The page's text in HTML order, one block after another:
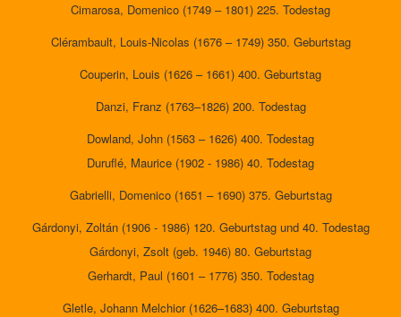
Cimarosa, Domenico (1749 – 1801) 225. Todestag
Clérambault, Louis-Nicolas (1676 – 1749) 350. Geburtstag
Couperin, Louis (1626 – 1661) 400. Geburtstag
Danzi, Franz (1763–1826) 200. Todestag
Dowland, John (1563 – 1626) 400. Todestag
Duruflé, Maurice (1902 - 1986) 40. Todestag
Gabrielli, Domenico (1651 – 1690) 375. Geburtstag
Gárdonyi, Zoltán (1906 - 1986) 120. Geburtstag und 40. Todestag
Gárdonyi, Zsolt (geb. 1946) 80. Geburtstag
Gerhardt, Paul (1601 – 1776) 350. Todestag
Gletle, Johann Melchior (1626–1683) 400. Geburtstag